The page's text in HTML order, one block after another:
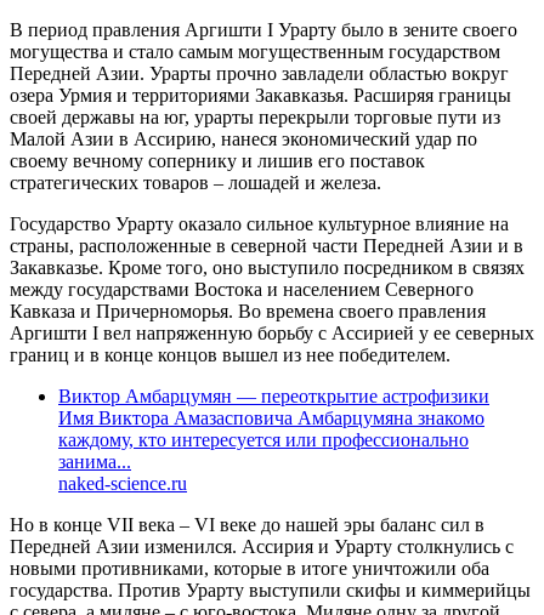
В период правления Аргишти I Урарту было в зените своего
могущества и стало самым могущественным государством
Передней Азии. Урарты прочно завладели областью вокруг
озера Урмия и территориями Закавказья. Расширяя границы
своей державы на юг, урарты перекрыли торговые пути из
Малой Азии в Ассирию, нанеся экономический удар по
своему вечному сопернику и лишив его поставок
стратегических товаров – лошадей и железа.
Государство Урарту оказало сильное культурное влияние на
страны, расположенные в северной части Передней Азии и в
Закавказье. Кроме того, оно выступило посредником в связях
между государствами Востока и населением Северного
Кавказа и Причерноморья. Во времена своего правления
Аргишти I вел напряженную борьбу с Ассирией у ее северных
границ и в конце концов вышел из нее победителем.
Виктор Амбарцумян — переоткрытие астрофизики
Имя Виктора Амазасповича Амбарцумяна знакомо
каждому, кто интересуется или профессионально
занима...
naked-science.ru
Но в конце VII века – VI веке до нашей эры баланс сил в
Передней Азии изменился. Ассирия и Урарту столкнулись с
новыми противниками, которые в итоге уничтожили оба
государства. Против Урарту выступили скифы и киммерийцы